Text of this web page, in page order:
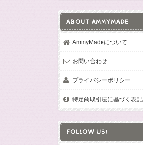
ABOUT AMMYMADE
AmmyMadeについて
お問い合わせ
プライバシーポリシー
特定商取引法に基づく表記
FOLLOW US!